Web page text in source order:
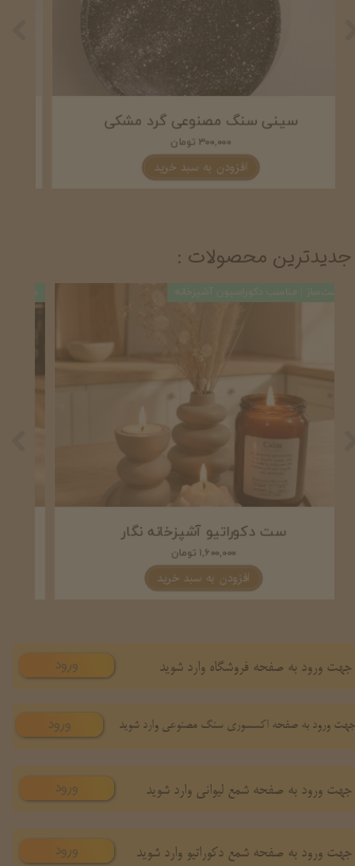
سینی سنگ مصنوعی گرد مشکی
۳۰۰,۰۰۰ تومان
افزودن به سبد خرید
جهت ورود به صفحه فروشگاه وارد شوید ورود
جهت ورود به صفحه شمع لیوانی وارد شوید ورود
جهت ورود به صفحه شمع دکوراتیو وارد شوید ورود
ورود به صفحه اکسسوری سنگ مصنوعی وارد شوید ورود
ست دکوراتیو آشپزخانه نگار
۱,۶۰۰,۰۰۰ تومان
افزودن به سبد خرید
دست‌ساز | مناسب دکوراسیون آشپزخانه
جدیدترین محصولات :